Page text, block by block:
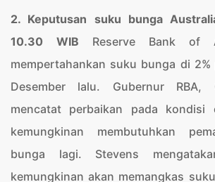
2. Keputusan suku bunga
10.30 WIB Reserve Bank of
mempertahankan suku bunga di 2%
Desember lalu. Gubernur RBA,
mencatat perbaikan pada kondisi
kemungkinan membutuhkan
bunga lagi. Stevens
kemungkinan akan memangkas